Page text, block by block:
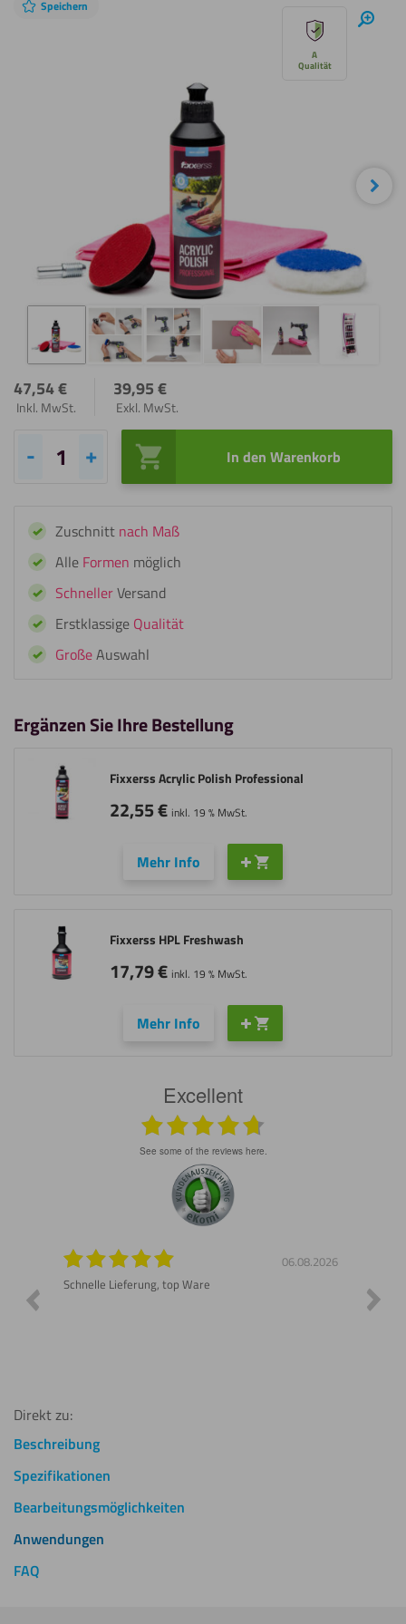
Speichern
A
Qualität
47,54€
Inkl. MwSt.
39,95€
Exkl. MwSt.
Fixxerss
Basic
Menge
In den Warenkorb
Zuschnitt nach Maß
Alle Formen möglich
SchnellerVersand
Erstklassige Qualität
GroßeAuswahl
Ergänzen Sie Ihre Bestellung
Mehr Info
Fixxerss Acrylic Polish Professional
22,55€ inkl. 19 % MwSt.
Mehr Info
Fixxerss HPL Freshwash
17,79€ inkl. 19 % MwSt.
Excellent
see some of the reviews here.
06.08.2026
Schnelle Lieferung, top Ware
Gerne
Direkt zu:
Beschreibung
Spezifikationen
Bearbeitungsmöglichkeiten
Anwendungen
FAQ